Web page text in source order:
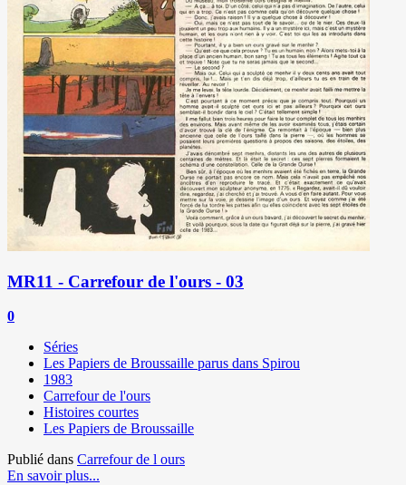
MR11 - Carrefour de l'ours - 03
0
Séries
Les Papiers de Broussaille parus dans Spirou
1983
Carrefour de l'ours
Histoires courtes
Les Papiers de Broussaille
Publié dans Carrefour de l ours
En savoir plus...